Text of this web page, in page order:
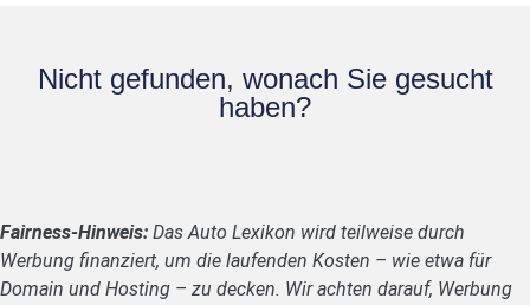
Nicht gefunden, wonach Sie gesucht
haben?
Fairness-Hinweis: Das Auto Lexikon wird teilweise durch
Werbung finanziert, um die laufenden Kosten – wie etwa für
Domain und Hosting – zu decken. Wir achten darauf, Werbung